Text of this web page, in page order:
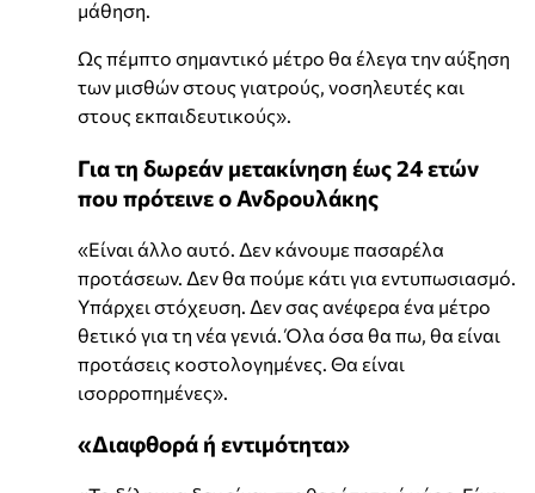
μάθηση.
Ως πέμπτο σημαντικό μέτρο θα έλεγα την αύξηση
των μισθών στους γιατρούς, νοσηλευτές και
στους εκπαιδευτικούς».
Για τη δωρεάν μετακίνηση έως 24 ετών
που πρότεινε ο Ανδρουλάκης
«Είναι άλλο αυτό. Δεν κάνουμε πασαρέλα
προτάσεων. Δεν θα πούμε κάτι για εντυπωσιασμό.
Υπάρχει στόχευση. Δεν σας ανέφερα ένα μέτρο
θετικό για τη νέα γενιά. Όλα όσα θα πω, θα είναι
προτάσεις κοστολογημένες. Θα είναι
ισορροπημένες».
«Διαφθορά ή εντιμότητα»